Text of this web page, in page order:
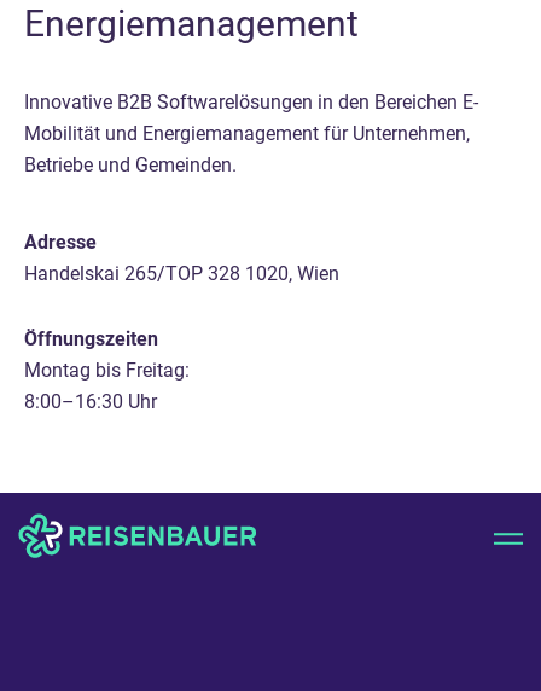
Energiemanagement
Innovative B2B Softwarelösungen in den Bereichen E-
Mobilität und Energiemanagement für Unternehmen,
Betriebe und Gemeinden.
Adresse
Handelskai 265/TOP 328 1020, Wien
Öffnungszeiten
Montag bis Freitag:
8:00–16:30 Uhr